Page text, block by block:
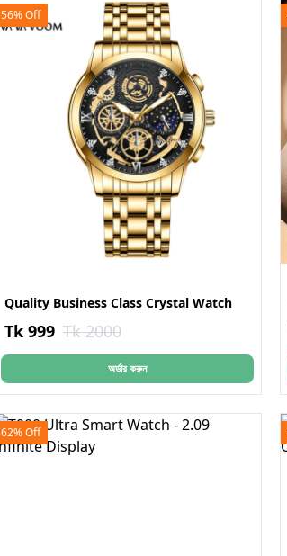
56% Off
Quality Business Class Crystal Watch
Tk 999 Tk 2000
অর্ডার করুন
62% Off